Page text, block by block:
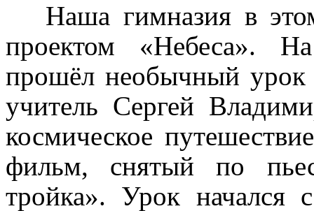
Наша гимназия в
проектом «Небеса».
прошёл необычный урок
учитель Сергей
космическое
фильм, снятый по
тройка». Урок начался